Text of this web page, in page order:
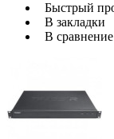
Быстрый
В закладки
В сравнение